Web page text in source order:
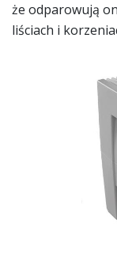
że odparowują
liściach i